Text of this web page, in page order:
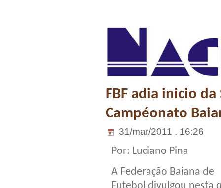
FBF adia inicio
Campéonato
31/mar/2011 . 16:26
Por: Luciano Pina
A Federação Baiana de
Futebol divulgou nesta